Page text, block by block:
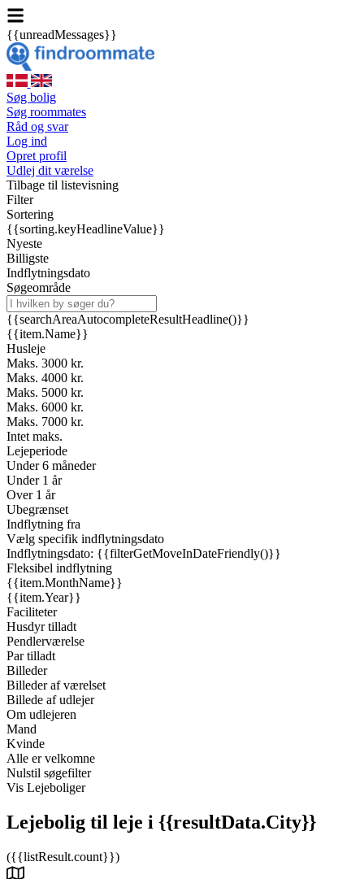
{{unreadMessages}}
Søg bolig
Søg roommates
Råd og svar
Log ind
Opret profil
Udlej dit værelse
Tilbage til listevisning
Filter
Sortering
{{sorting.keyHeadlineValue}}
Nyeste
Billigste
Indflytningsdato
Søgeområde
{{searchAreaAutocompleteResultHeadline()}}
{{item.Name}}
Husleje
Maks. 3000 kr.
Maks. 4000 kr.
Maks. 5000 kr.
Maks. 6000 kr.
Maks. 7000 kr.
Intet maks.
Lejeperiode
Under 6 måneder
Under 1 år
Over 1 år
Ubegrænset
Indflytning fra
Vælg specifik indflytningsdato
Indflytningsdato: {{filterGetMoveInDateFriendly()}}
Fleksibel indflytning
{{item.MonthName}}
{{item.Year}}
Faciliteter
Husdyr tilladt
Pendlerværelse
Par tilladt
Billeder
Billeder af værelset
Billede af udlejer
Om udlejeren
Mand
Kvinde
Alle er velkomne
Nulstil søgefilter
Vis Lejeboliger
Lejebolig til leje i {{resultData.City}}
({{listResult.count}})